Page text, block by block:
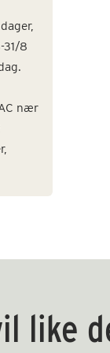
8
nær
like